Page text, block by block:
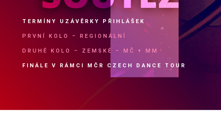
TERMÍNY UZÁVĚRKY PŘIHLÁŠEK
PRVNÍ KOLO – REGIONÁLNÍ
DRUHÉ KOLO – ZEMSKÉ – MČ + MM
FINÁLE V RÁMCI MČR CZECH DANCE TOUR